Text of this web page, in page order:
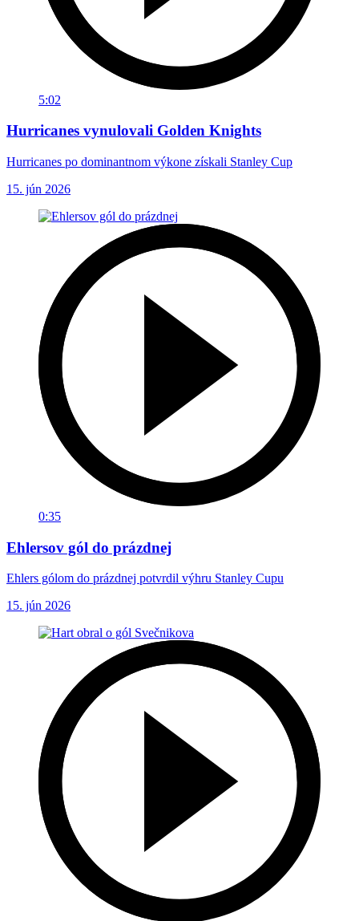
5:02
Hurricanes vynulovali Golden Knights
Hurricanes po dominantnom výkone získali Stanley Cup
15. jún 2026
0:35
Ehlersov gól do prázdnej
Ehlers gólom do prázdnej potvrdil výhru Stanley Cupu
15. jún 2026